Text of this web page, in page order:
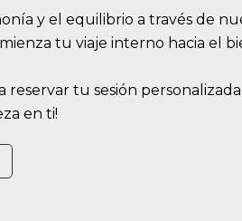
y el equilibrio a través de
tu viaje interno hacia el
reservar tu sesión
en ti!